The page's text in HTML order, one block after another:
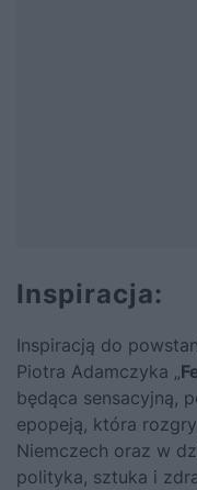
Inspiracja:
Inspiracją do
Piotra Adamczyka „
będąca sensacyjną,
epopeją, która
Niemczech oraz w
polityka, sztuka i